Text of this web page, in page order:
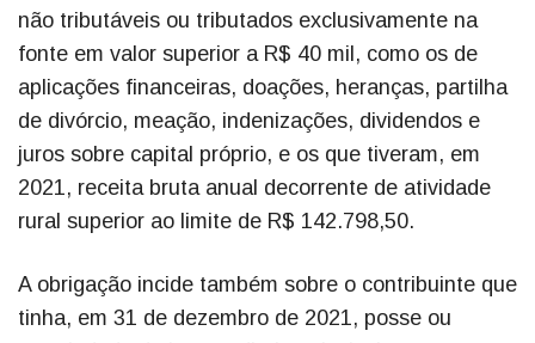
não tributáveis ou tributados exclusivamente na
fonte em valor superior a R$ 40 mil, como os de
aplicações financeiras, doações, heranças, partilha
de divórcio, meação, indenizações, dividendos e
juros sobre capital próprio, e os que tiveram, em
2021, receita bruta anual decorrente de atividade
rural superior ao limite de R$ 142.798,50.
A obrigação incide também sobre o contribuinte que
tinha, em 31 de dezembro de 2021, posse ou